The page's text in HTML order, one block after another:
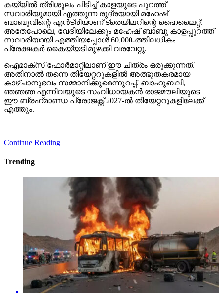
കയ്യില്‍ ത്രിശൂലം പിടിച്ച് കാളയുടെ പുറത്ത്
സവാരിയുമായി എത്തുന്ന രുദ്രയായി മഹേഷ്
ബാബുവിന്റെ എന്‍ട്രിയാണ് ട്രെയിലറിന്റെ ഹൈലൈറ്റ്.
അതേപോലെ, വേദിയിലേക്കും മഹേഷ് ബാബു കാളപ്പുറത്ത്
സവാരിയായി എത്തിയപ്പോള്‍ 60,000-ത്തിലധികം
പ്രേക്ഷകര്‍ കൈയ്യടി മുഴക്കി വരവേറ്റു.
ഐമാക്‌സ് ഫോര്‍മാറ്റിലാണ് ഈ ചിത്രം ഒരുക്കുന്നത്.
അതിനാല്‍ തന്നെ തിയേറ്ററുകളില്‍ അത്ഭുതകരമായ
കാഴ്ചാനുഭവം സമ്മാനിക്കുമെന്നുറപ്പ്. ബാഹുബലി,
ഞഞഞ എന്നിവയുടെ സംവിധായകന്‍ രാജമൗലിയുടെ
ഈ ബ്രഹ്‌മാണ്ഡ പ്രോജക്റ്റ് 2027-ല്‍ തിയേറ്ററുകളിലേക്ക്
എത്തും.
Continue Reading
Trending